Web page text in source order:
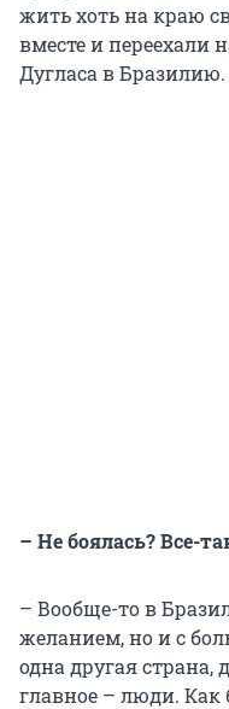
жить хоть на краю
вместе и переехали
Дугласа в Бразилию.
– Не боялась? Все-
– Вообще-то в
желанием, но и с
одна другая страна,
главное – люди.